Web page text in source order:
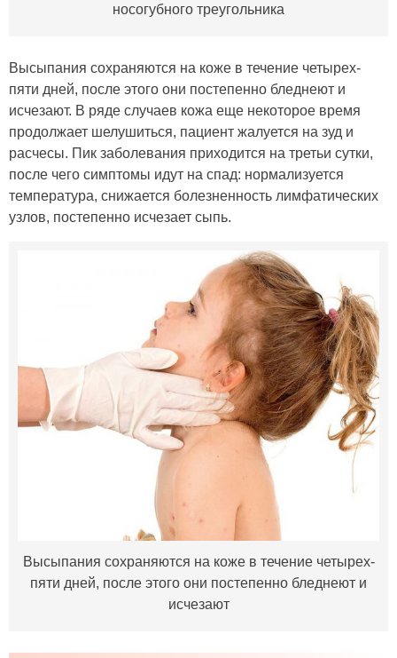
носогубного треугольника
Высыпания сохраняются на коже в течение четырех-
пяти дней, после этого они постепенно бледнеют и
исчезают. В ряде случаев кожа еще некоторое время
продолжает шелушиться, пациент жалуется на зуд и
расчесы. Пик заболевания приходится на третьи сутки,
после чего симптомы идут на спад: нормализуется
температура, снижается болезненность лимфатических
узлов, постепенно исчезает сыпь.
Высыпания сохраняются на коже в течение четырех-
пяти дней, после этого они постепенно бледнеют и
исчезают